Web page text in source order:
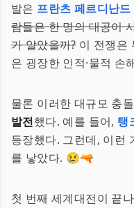
발은 프란츠 페르디난드
람들은 한 명의 대공이
가 알았을까?이 전쟁은
은 굉장한 인적·물적
물론 이러한 대규모 충
발전했다. 예를 들어, 탱
등장했다. 그런데, 이런
를 낳았다. 😢🔫
첫 번째 세계대전이 끝